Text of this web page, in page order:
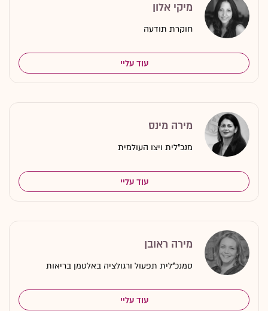
מיקי אלון
חוקרת תודעה
עוד עליי
מירה מינס
מנכ"לית ויצו העולמית
עוד עליי
מירה ראובן
סמנכ"לית תפעול ורגולציה באלטמן בריאות
עוד עליי